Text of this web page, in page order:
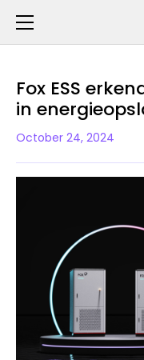
Fox ESS
in
October 24, 2024